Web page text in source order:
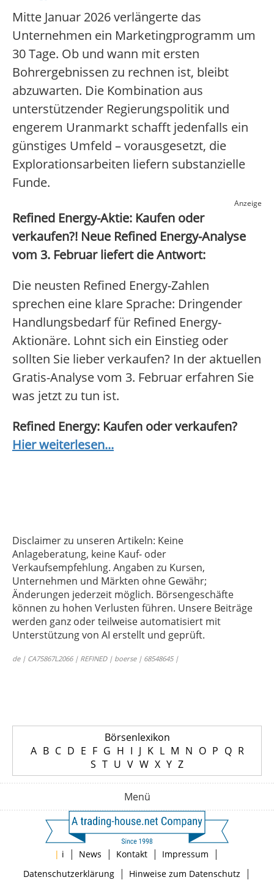
Mitte Januar 2026 verlängerte das
Unternehmen ein Marketingprogramm um
30 Tage. Ob und wann mit ersten
Bohrergebnissen zu rechnen ist, bleibt
abzuwarten. Die Kombination aus
unterstützender Regierungspolitik und
engerem Uranmarkt schafft jedenfalls ein
günstiges Umfeld – vorausgesetzt, die
Explorationsarbeiten liefern substanzielle
Funde.
Anzeige
Refined Energy-Aktie: Kaufen oder
verkaufen?! Neue Refined Energy-Analyse
vom 3. Februar liefert die Antwort:
Die neusten Refined Energy-Zahlen
sprechen eine klare Sprache: Dringender
Handlungsbedarf für Refined Energy-
Aktionäre. Lohnt sich ein Einstieg oder
sollten Sie lieber verkaufen? In der aktuellen
Gratis-Analyse vom 3. Februar erfahren Sie
was jetzt zu tun ist.
Refined Energy: Kaufen oder verkaufen?
Hier weiterlesen...
Disclaimer zu unseren Artikeln: Keine
Anlageberatung, keine Kauf- oder
Verkaufsempfehlung. Angaben zu Kursen,
Unternehmen und Märkten ohne Gewähr;
Änderungen jederzeit möglich. Börsengeschäfte
können zu hohen Verlusten führen. Unsere Beiträge
werden ganz oder teilweise automatisiert mit
Unterstützung von AI erstellt und geprüft.
de | CA75867L2066 | REFINED | boerse | 68548645 |
Börsenlexikon
A B C D E F G H I J K L M N O P Q R
S T U V W X Y Z
Menü
| i | News | Kontakt | Impressum |
Datenschutzerklärung| Hinweise zum Datenschutz |